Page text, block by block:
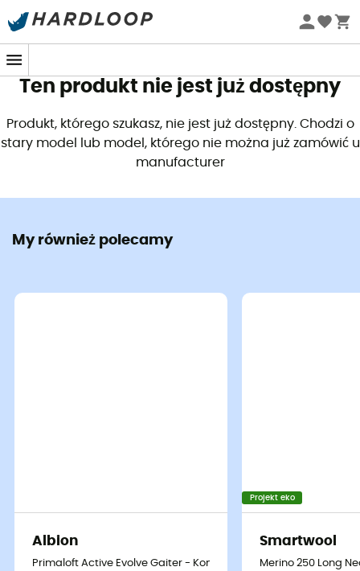
Letnie promocje 🔥 -5% DODATKOWO przy zakupie 2
Ten produkt nie jest już dostępny
Produkt, którego szukasz, nie jest już dostępny. Chodzi o
stary model lub model, którego nie można już zamówić u
manufacturer
My również polecamy
Albion
Primaloft Active Evolve Gaiter - Komin
Projekt eko
Smartwool
Merino 250 Long